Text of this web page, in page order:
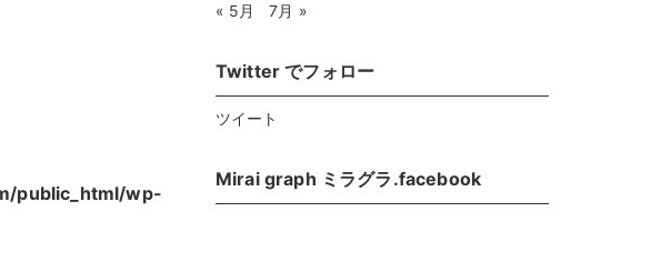
public_html/wp-
« 5月
7月 »
Twitter でフォロー
ツイート
Mirai graph ミラグラ.facebook